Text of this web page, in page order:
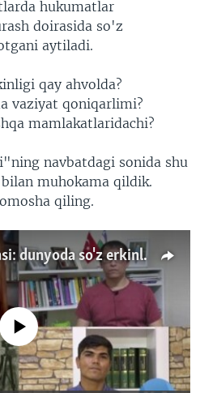
hukumatlar
doirasida so'z
aytiladi.
qay ahvolda?
vaziyat qoniqarlimi?
mamlakatlaridachi?
navbatdagi sonida shu
muhokama qildik.
qiling.
Vashington choyxonasi: dunyoda so'z erkinligi qay ahvolda?
currently available